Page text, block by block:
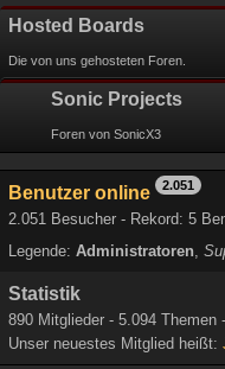
Hosted Boards
Die von uns gehosteten Foren.
Sonic Projects
Foren von SonicX3
Benutzer online 2.051
2.051 Besucher - Rekord: 5
Legende: Administratoren
Statistik
890 Mitglieder - 5.094 Themen
Unser neuestes Mitglied heißt: